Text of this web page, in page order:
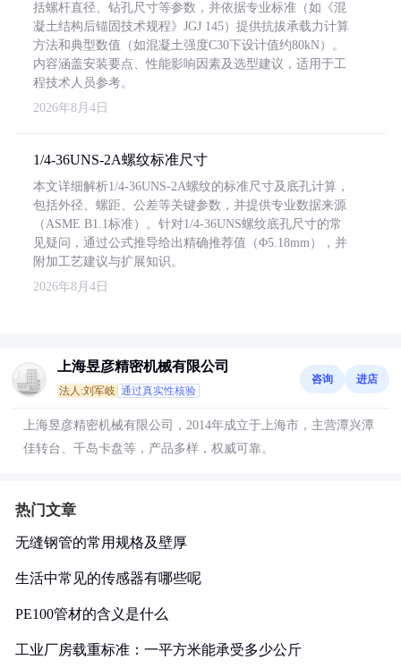
括螺杆直径、钻孔尺寸等参数，并依据专业标准（如《混
凝土结构后锚固技术规程》JGJ 145）提供抗拔承载力计算
方法和典型数值（如混凝土强度C30下设计值约80kN）。
内容涵盖安装要点、性能影响因素及选型建议，适用于工
程技术人员参考。
2026年8月4日
1/4-36UNS-2A螺纹标准尺寸
本文详细解析1/4-36UNS-2A螺纹的标准尺寸及底孔计算，
包括外径、螺距、公差等关键参数，并提供专业数据来源
（ASME B1.1标准）。针对1/4-36UNS螺纹底孔尺寸的常
见疑问，通过公式推导给出精确推荐值（Φ5.18mm），并
附加工艺建议与扩展知识。
2026年8月4日
上海昱彦精密机械有限公司
法人:刘军岐 通过真实性核验
咨询 进店
上海昱彦精密机械有限公司，2014年成立于上海市，主营潭兴潭
佳转台、千岛卡盘等，产品多样，权威可靠。
热门文章
无缝钢管的常用规格及壁厚
生活中常见的传感器有哪些呢
PE100管材的含义是什么
工业厂房载重标准：一平方米能承受多少公斤